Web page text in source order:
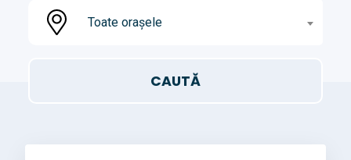
Toate orașele